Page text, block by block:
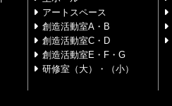
アートスペース
創造活動室A・B
創造活動室C・D
創造活動室E・F・G
研修室（大）・（小）